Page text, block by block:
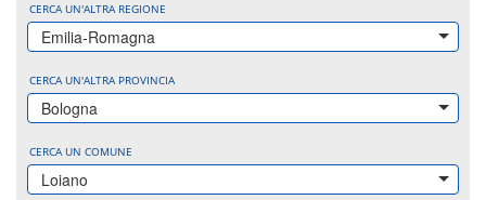
CERCA UN'ALTRA REGIONE
Emilia-Romagna
CERCA UN'ALTRA PROVINCIA
Bologna
CERCA UN COMUNE
Loiano